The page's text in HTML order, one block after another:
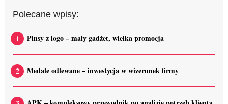
Polecane wpisy:
Pinsy z logo – mały gadżet, wielka promocja
Medale odlewane – inwestycja w wizerunek firmy